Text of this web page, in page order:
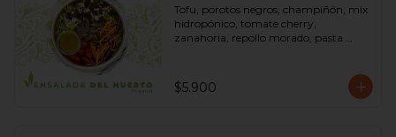
Tofu, porotos negros, champiñón, mix
hidropónico, tomate cherry,
zanahoria, repollo morado, pasta
dressing: vinagreta, mostaza (vinagre
blanco, mostaza, azúcar). Bowl.
$5.900